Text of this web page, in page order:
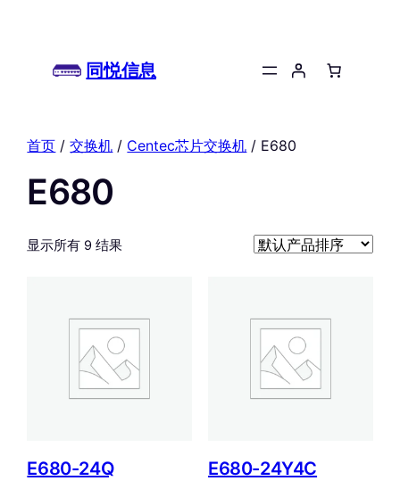
同悦信息
首页 /交换机 / Centec芯片交换机 / E680
E680
显示所有 9 结果
E680-24Q E680-24Y4C